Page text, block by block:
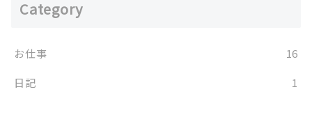
Category
お仕事
16
日記
1